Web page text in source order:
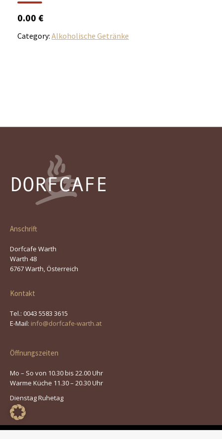
0.00 €
Category: Alkoholische Getränke
Anschrift
Dorfcafe Warth
Warth 48
6767 Warth, Österreich
Kontakt
Tel.: 0043 5583 3615
E-Mail: info@dorfcafe-warth.at
Öffnungszeiten
Mo – So von 10.30 bis 22.00 Uhr
Warme Küche 11.30 – 20.30 Uhr
Dienstag Ruhetag